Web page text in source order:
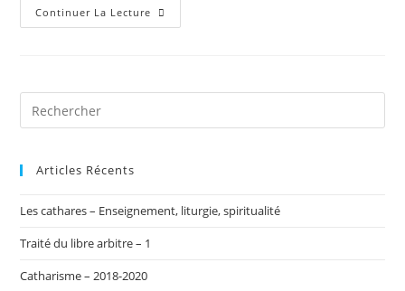
Continuer La Lecture Le
Christianisme
Articles Récents
Les cathares – Enseignement, liturgie, spiritualité
Traité du libre arbitre – 1
Catharisme – 2018-2020